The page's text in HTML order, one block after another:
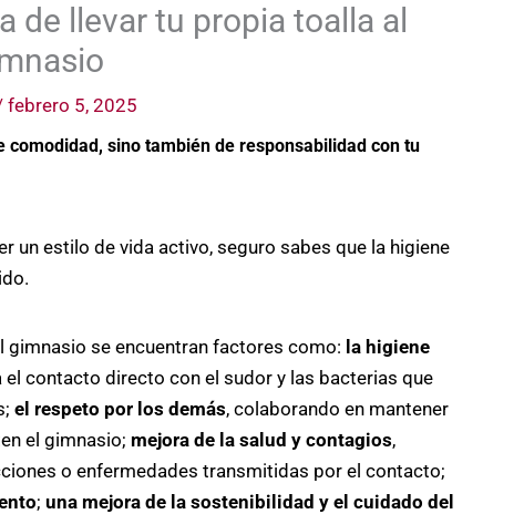
de llevar tu propia toalla al
febrero 5, 2025
sino también de responsabilidad con tu
un estilo de vida activo, seguro sabes que la higiene
se encuentran factores como: la higiene
el contacto directo con el sudor y las bacterias que
el respeto por los demás, colaborando en mantener
el gimnasio; mejora de la salud y contagios,
o enfermedades transmitidas por el contacto;
; una mejora de la sostenibilidad y el cuidado del